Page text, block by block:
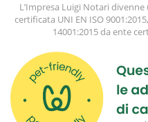
L’Impresa Luigi Notari
certificata UNI EN ISO
14001:2015 da ente